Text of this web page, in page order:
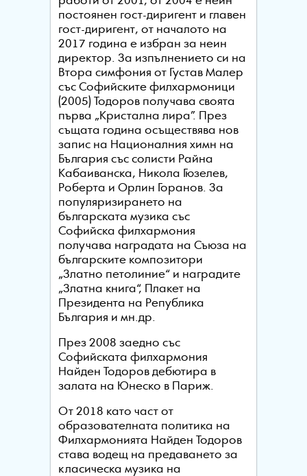
постоянен гост-диригент и главен
гост-диригент, от началото на
2017 година е избран за неин
директор. За изпълнението си на
Втора симфония от Густав Малер
със Софийските филхармоници
(2005) Тодоров получава своята
първа „Кристална лира”. През
същата година осъществява нов
запис на Националния химн на
България със солисти Райна
Кабаиванска, Никола Гюзелев,
Роберта и Орлин Горанов. За
популяризирането на
българската музика със
Софийска филхармония
получава наградата на Съюза на
българските композитори
„Златно петолиние“ и наградите
„Златна книга“, Плакет на
Президента на Република
България и мн.др.
През 2008 заедно със
Софийската филхармония
Найден Тодоров дебютира в
залата на Юнеско в Париж.
От 2018 като част от
образователната политика на
Филхармонията Найден Тодоров
става водещ на предаването за
класическа музика на